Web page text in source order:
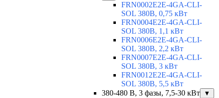
FRN0002E2E-4GA-CLI-
SOL 380В, 0,75 кВт
FRN0004E2E-4GA-CLI-
SOL 380В, 1,1 кВт
FRN0006E2E-4GA-CLI-
SOL 380В, 2,2 кВт
FRN0007E2E-4GA-CLI-
SOL 380В, 3 кВт
FRN0012E2E-4GA-CLI-
SOL 380В, 5,5 кВт
380-480 В, 3 фазы, 7,5-30 кВт
▼